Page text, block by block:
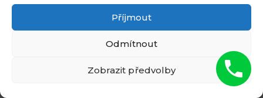
Příjmout
Odmítnout
Zobrazit předvolby